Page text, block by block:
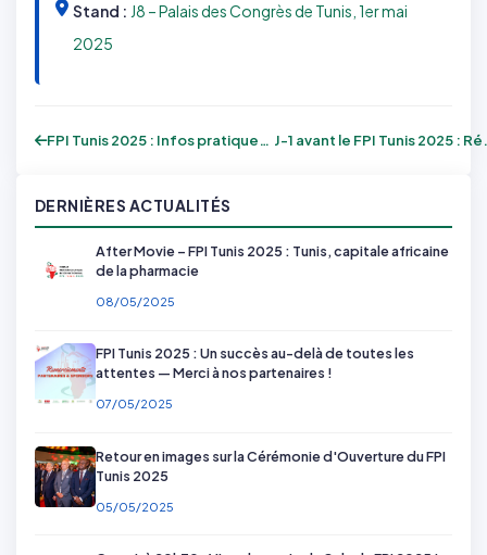
Stand : J8 – Palais des Congrès de Tunis, 1er mai
2025
FPI Tunis 2025 : Infos pratiques – Parki... J-1
DERNIÈRES ACTUALITÉS
After Movie – FPI Tunis 2025 : Tunis, capitale africaine
de la pharmacie
08/05/2025
FPI Tunis 2025 : Un succès au-delà de toutes les
attentes — Merci à nos partenaires !
07/05/2025
Retour en images sur la Cérémonie d'Ouverture du FPI
Tunis 2025
05/05/2025